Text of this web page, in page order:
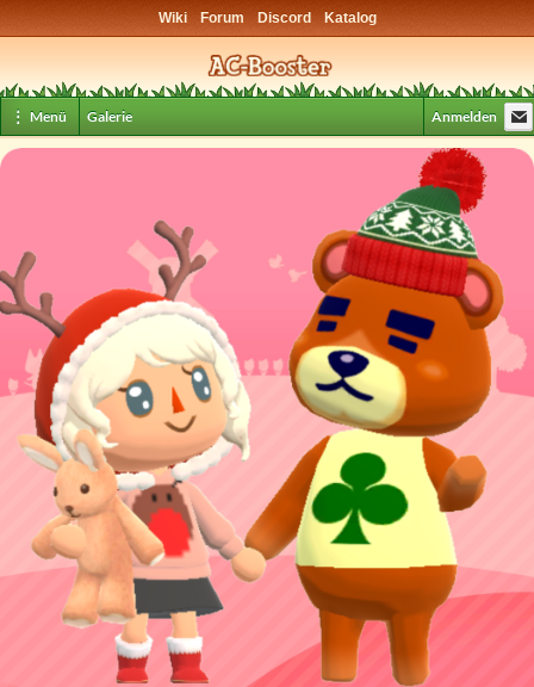
Wiki Forum Discord Katalog
⋮ Menü Galerie Anmelden